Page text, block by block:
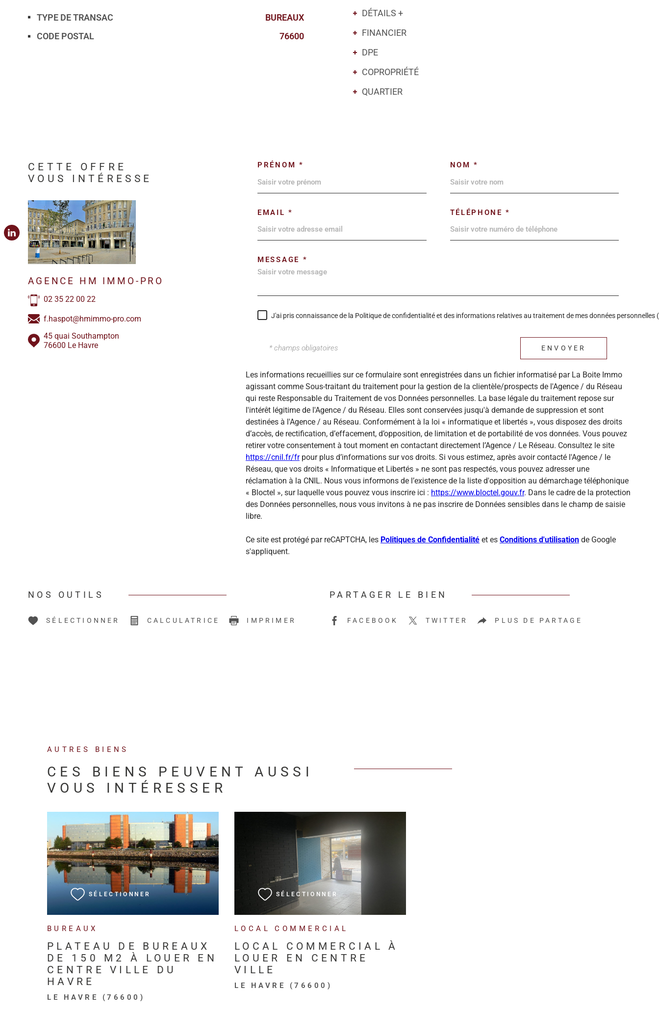
Caractérisque Valeurs
TYPE DE TRANSAC
BUREAUX
CODE POSTAL
76600
DÉTAILS +
FINANCIER
DPE
COPROPRIÉTÉ
QUARTIER
CETTE OFFRE
VOUS INTÉRESSE
AGENCE HM IMMO-PRO
02 35 22 00 22
f.haspot@hmimmo-pro.com
45 quai Southampton
76600 Le Havre
PRÉNOM * NOM *
EMAIL * TÉLÉPHONE *
MESSAGE *
J'ai pris connaissance de la Politique de confidentialité et des informations relatives au traitement de mes données personnelles
* champs obligatoires ENVOYER
Les informations recueillies sur ce formulaire sont enregistrées dans un fichier informatisé par La Boite Immo
agissant comme Sous-traitant du traitement pour la gestion de la clientèle/prospects de l'Agence / du Réseau
qui reste Responsable du Traitement de vos Données personnelles. La base légale du traitement repose sur
l'intérêt légitime de l'Agence / du Réseau. Elles sont conservées jusqu'à demande de suppression et sont
destinées à l'Agence / au Réseau. Conformément à la loi « informatique et libertés », vous disposez des droits
d’accès, de rectification, d’effacement, d’opposition, de limitation et de portabilité de vos données. Vous pouvez
retirer votre consentement à tout moment en contactant directement l’Agence / Le Réseau. Consultez le site
https://cnil.fr/frpour plus d’informations sur vos droits. Si vous estimez, après avoir contacté l'Agence / le
Réseau, que vos droits « Informatique et Libertés » ne sont pas respectés, vous pouvez adresser une
réclamation à la CNIL. Nous vous informons de l’existence de la liste d'opposition au démarchage téléphonique
« Bloctel », sur laquelle vous pouvez vous inscrire ici : https://www.bloctel.gouv.fr. Dans le cadre de la protection
des Données personnelles, nous vous invitons à ne pas inscrire de Données sensibles dans le champ de saisie
libre.
Ce site est protégé par reCAPTCHA, les Politiques de Confidentialité et es Conditions d'utilisation de Google
s'appliquent.
NOS OUTILS
SÉLECTIONNER CALCULATRICE IMPRIMER
PARTAGER LE BIEN
FACEBOOK TWITTER PLUS DE PARTAGE
AUTRES BIENS
CES BIENS PEUVENT AUSSI
VOUS INTÉRESSER
BUREAUX
PLATEAU DE BUREAUX
DE 150 M2 À LOUER EN
CENTRE VILLE DU
HAVRE
LE HAVRE (76600)
SÉLECTIONNER
VOIR LE BIEN
LOCAL COMMERCIAL
LOCAL COMMERCIAL À
LOUER EN CENTRE
VILLE
LE HAVRE (76600)
SÉLECTIONNER
VOIR LE BIEN